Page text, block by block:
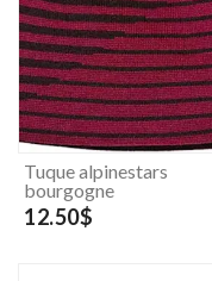
Tuque alpinestars
bourgogne
12.50$